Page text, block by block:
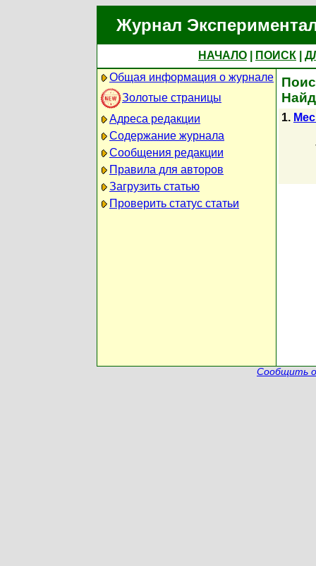
Журнал
НАЧАЛО ПОИСК
Общая информация о журнале
Золотые страницы
Адреса редакции
Содержание журнала
Сообщения редакции
Правила для авторов
Загрузить статью
Проверить статус статьи
1.
Сообщить о